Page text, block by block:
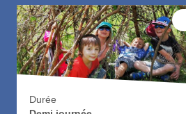
avec des nuits en refuge, en tente
adapté. Ces expériences
développer leur confiance, leur
de groupe, tout en découvrant la
et de la culture alpine.
Durée